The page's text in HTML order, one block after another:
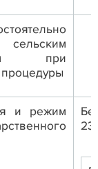
при
и режим